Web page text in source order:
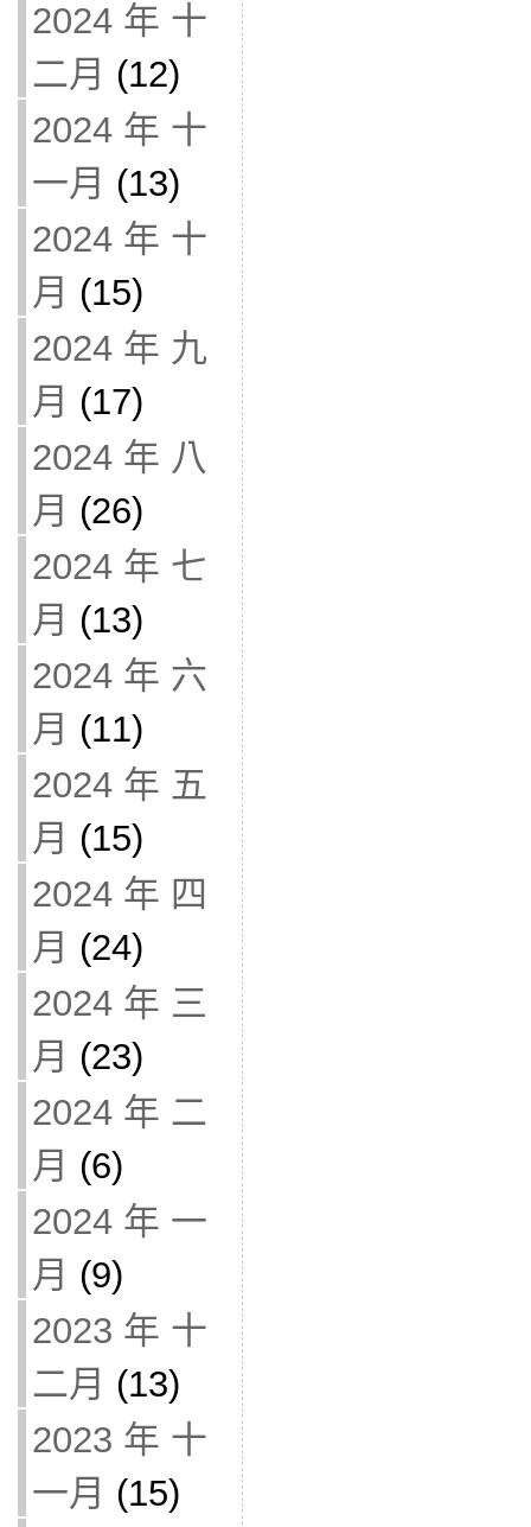
2024 年 十
二月 (12)
2024 年 十
一月 (13)
2024 年 十
月 (15)
2024 年 九
月 (17)
2024 年 八
月 (26)
2024 年 七
月 (13)
2024 年 六
月 (11)
2024 年 五
月 (15)
2024 年 四
月 (24)
2024 年 三
月 (23)
2024 年 二
月 (6)
2024 年 一
月 (9)
2023 年 十
二月 (13)
2023 年 十
一月 (15)